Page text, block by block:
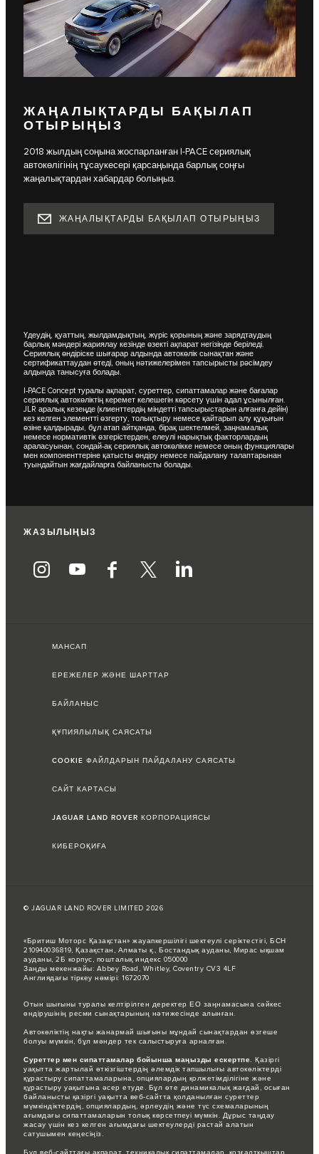
ЖАҢАЛЫҚТАРДЫ БАҚЫЛАП
ОТЫРЫҢЫЗ
2018 жылдың соңына жоспарланған I-PACE сериялық
автокөлігінің тұсаукесері қарсаңында барлық соңғы
жаңалықтардан хабардар болыңыз.
ЖАҢАЛЫҚТАРДЫ БАҚЫЛАП ОТЫРЫҢЫЗ
Үдеудің, қуаттың, жылдамдықтың, жүріс қорының және зарядтаудың
барлық мәндері жариялау кезінде өзекті ақпарат негізінде беріледі.
Сериялық өндіріске шығарар алдында автокөлік сынақтан және
сертификаттаудан өтеді, оның нәтижелерімен тапсырысты рәсімдеу
алдында танысуға болады.
I-PACE Concept туралы ақпарат, суреттер, сипаттамалар және бағалар
сериялық автокөліктің керемет келешегін көрсету үшін адал ұсынылған.
JLR аралық кезеңде (клиенттердің міндетті тапсырыстарын алғанға дейін)
кез келген элементті өзгерту, толықтыру немесе қайтарып алу құқығын
өзіне қалдырады, бұл атап айтқанда, бірақ шектелмей, заңнамалық
немесе нормативтік өзгерістерден, елеулі нарықтық факторлардың
араласуынан, сондай-ақ сериялық автокөлікке немесе оның функциялары
мен компоненттеріне қатысты өндіру немесе пайдалану талаптарынан
туындайтын жағдайларға байланысты болады.
ЖАЗЫЛЫҢЫЗ
МАНСАП
ЕРЕЖЕЛЕР ЖӘНЕ ШАРТТАР
БАЙЛАНЫС
ҚҰПИЯЛЫЛЫҚ САЯСАТЫ
COOKIE ФАЙЛДАРЫН ПАЙДАЛАНУ САЯСАТЫ
САЙТ КАРТАСЫ
JAGUAR LAND ROVER КОРПОРАЦИЯСЫ
КИБЕРОҚИҒА
© JAGUAR LAND ROVER LIMITED 2026
«Бритиш Моторс Қазақстан» жауапкершілігі шектеулі серіктестігі, БСН
210940036819, Қазақстан, Алматы қ., Бостандық ауданы, Мирас ықшам
ауданы, 2Б корпус, пошталық индекс 050000
Заңды мекенжайы: Abbey Road, Whitley, Coventry CV3 4LF
Англиядағы тіркеу нөмірі: 1672070
Отын шығыны туралы келтірілген деректер ЕО заңнамасына сәйкес
өндірушінің ресми сынақтарының нәтижесінде алынған.
Автокөліктің нақты жанармай шығыны мұндай сынақтардан өзгеше
болуы мүмкін, бұл мәндер тек салыстыруға арналған.
Суреттер мен сипаттамалар бойынша маңызды ескертпе. Қазіргі
уақытта жартылай өткізгіштердің әлемдік тапшылығы автокөліктерді
құрастыру сипаттамаларына, опциялардың қолжетімділігіне және
құрастыру уақытына әсер етуде. Бұл өте динамикалық жағдай, осыған
байланысты қазіргі уақытта веб-сайтта қолданылған суреттер
мүмкіндіктердің, опциялардың, әрлеудің және түс схемаларының
ағымдағы сипаттамаларын толық көрсетпеуі мүмкін. Дұрыс таңдау
жасау үшін кез келген ағымдағы шектеулерді растай алатын
сатушымен кеңесіңіз.